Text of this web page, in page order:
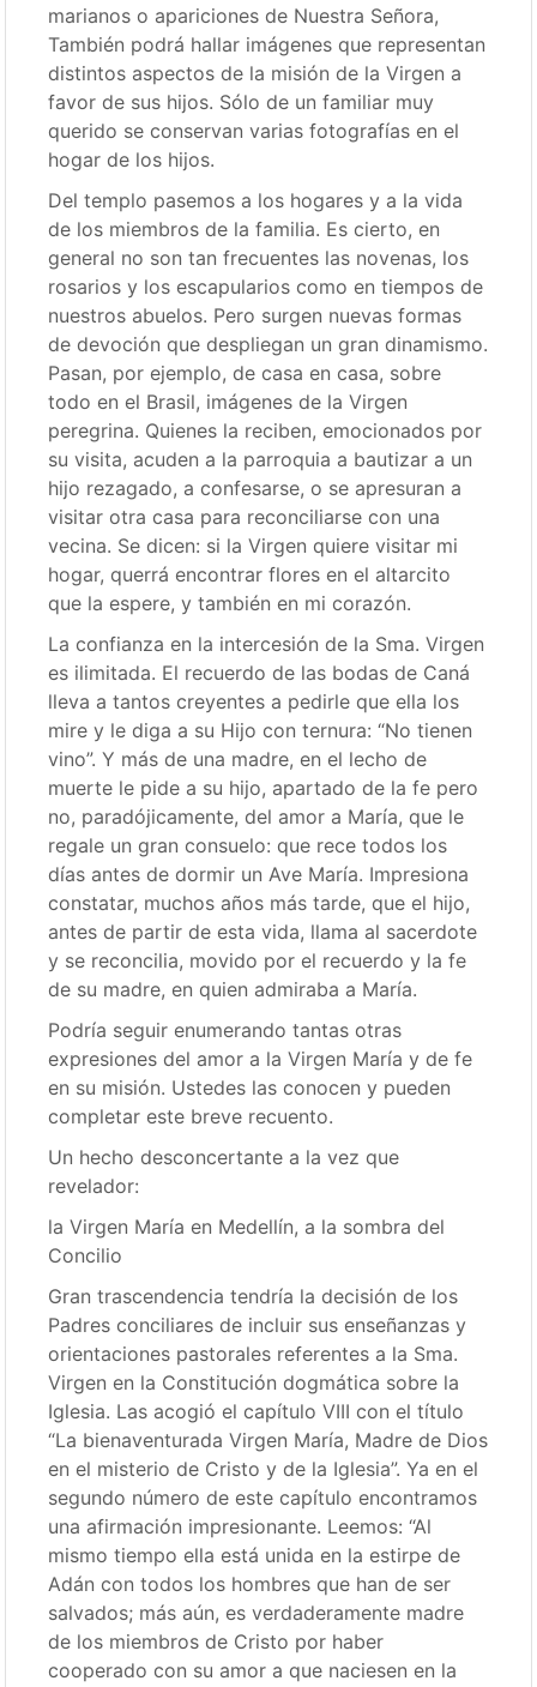
marianos o apariciones de Nuestra Señora,
También podrá hallar imágenes que representan
distintos aspectos de la misión de la Virgen a
favor de sus hijos. Sólo de un familiar muy
querido se conservan varias fotografías en el
hogar de los hijos.
Del templo pasemos a los hogares y a la vida
de los miembros de la familia. Es cierto, en
general no son tan frecuentes las novenas, los
rosarios y los escapularios como en tiempos de
nuestros abuelos. Pero surgen nuevas formas
de devoción que despliegan un gran dinamismo.
Pasan, por ejemplo, de casa en casa, sobre
todo en el Brasil, imágenes de la Virgen
peregrina. Quienes la reciben, emocionados por
su visita, acuden a la parroquia a bautizar a un
hijo rezagado, a confesarse, o se apresuran a
visitar otra casa para reconciliarse con una
vecina. Se dicen: si la Virgen quiere visitar mi
hogar, querrá encontrar flores en el altarcito
que la espere, y también en mi corazón.
La confianza en la intercesión de la Sma. Virgen
es ilimitada. El recuerdo de las bodas de Caná
lleva a tantos creyentes a pedirle que ella los
mire y le diga a su Hijo con ternura: “No tienen
vino”. Y más de una madre, en el lecho de
muerte le pide a su hijo, apartado de la fe pero
no, paradójicamente, del amor a María, que le
regale un gran consuelo: que rece todos los
días antes de dormir un Ave María. Impresiona
constatar, muchos años más tarde, que el hijo,
antes de partir de esta vida, llama al sacerdote
y se reconcilia, movido por el recuerdo y la fe
de su madre, en quien admiraba a María.
Podría seguir enumerando tantas otras
expresiones del amor a la Virgen María y de fe
en su misión. Ustedes las conocen y pueden
completar este breve recuento.
Un hecho desconcertante a la vez que
revelador:
la Virgen María en Medellín, a la sombra del
Concilio
Gran trascendencia tendría la decisión de los
Padres conciliares de incluir sus enseñanzas y
orientaciones pastorales referentes a la Sma.
Virgen en la Constitución dogmática sobre la
Iglesia. Las acogió el capítulo VIII con el título
“La bienaventurada Virgen María, Madre de Dios
en el misterio de Cristo y de la Iglesia”. Ya en el
segundo número de este capítulo encontramos
una afirmación impresionante. Leemos: “Al
mismo tiempo ella está unida en la estirpe de
Adán con todos los hombres que han de ser
salvados; más aún, es verdaderamente madre
de los miembros de Cristo por haber
cooperado con su amor a que naciesen en la